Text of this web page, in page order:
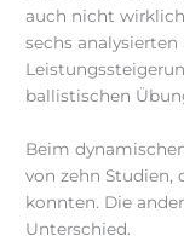
auch nicht
sechs
ballistischen
Beim
von zehn Studien,
konnten. Die
Unterschied.